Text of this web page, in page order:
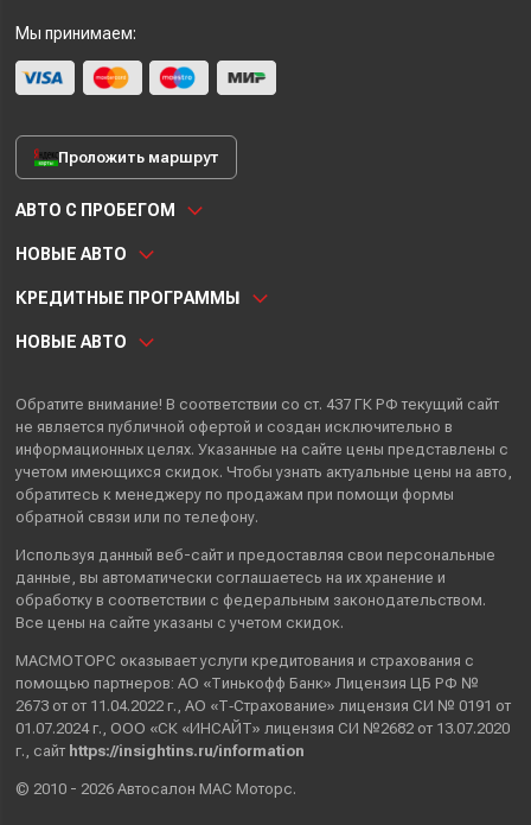
Мы принимаем:
Проложить маршрут
АВТО С ПРОБЕГОМ
НОВЫЕ АВТО
КРЕДИТНЫЕ ПРОГРАММЫ
НОВЫЕ АВТО
Обратите внимание! В соответствии со ст. 437 ГК РФ текущий сайт
не является публичной офертой и создан исключительно в
информационных целях. Указанные на сайте цены представлены с
учетом имеющихся скидок. Чтобы узнать актуальные цены на авто,
обратитесь к менеджеру по продажам при помощи формы
обратной связи или по телефону.
Используя данный веб-сайт и предоставляя свои персональные
данные , вы автоматически соглашаетесь на их хранение и
обработку в соответствии с федеральным законодательством.
Все цены на сайте указаны с учетом скидок.
МАСМОТОРС оказывает услуги кредитования и страхования с
помощью партнеров: АО «Тинькофф Банк» Лицензия ЦБ РФ №
2673 от от 11.04.2022 г., АО «Т‑Страхование» лицензия СИ № 0191 от
01.07.2024 г., ООО «СК «ИНСАЙТ» лицензия СИ №2682 от 13.07.2020
г., сайт https://insightins.ru/information
© 2010 - 2026 Автосалон МАС Моторс.